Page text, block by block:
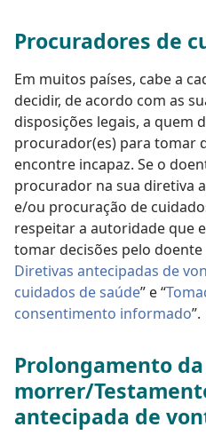
Procuradores de
Em muitos países, cabe a
decidir, de acordo com as
disposições legais, a quem
procurador(es) para tomar
encontre incapaz. Se o
procurador na sua diretiva
e/ou procuração de
respeitar a autoridade que
tomar decisões pelo
Diretivas antecipadas de
cuidados de saúde” e “
consentimento informado”.
Prolongamento
morrer/
antecipada de